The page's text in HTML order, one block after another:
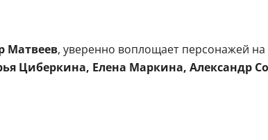
Матвеев, уверенно воплощает персонажей
Циберкина, Елена Маркина, Александр